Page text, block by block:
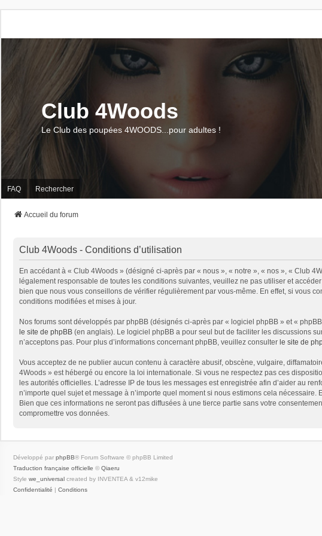
Club 4Woods
Le Club des poupées 4WOODS...pour adultes !
FAQ Rechercher
Accueil du forum
Club 4Woods - Conditions d’utilisation
En accédant à « Club 4Woods » (désigné ci-après par « nous », « notre », « nos », « Club
légalement responsable de toutes les conditions suivantes, veuillez ne pas utiliser et
bien que nous vous conseillons de vérifier régulièrement par vous-même. En effet, si vous
conditions modifiées et mises à jour.
Nos forums sont développés par phpBB (désignés ci-après par « logiciel phpBB » et «
le site de phpBB (en anglais). Le logiciel phpBB a pour seul but de faciliter les discussions
n’acceptons pas. Pour plus d’informations concernant phpBB, veuillez consulter le site de
Vous acceptez de ne publier aucun contenu à caractère abusif, obscène, vulgaire,
4Woods » est hébergé ou encore la loi internationale. Si vous ne respectez pas ces
les autorités officielles. L’adresse IP de tous les messages est enregistrée afin d’aider au
n’importe quel sujet et message à n’importe quel moment si nous estimons cela
Bien que ces informations ne seront pas diffusées à une tierce partie sans votre
compromettre vos données.
Développé par phpBB® Forum Software © phpBB Limited
Traduction française officielle © Qiaeru
Style we_universal created by INVENTEA & v12mike
Confidentialité | Conditions